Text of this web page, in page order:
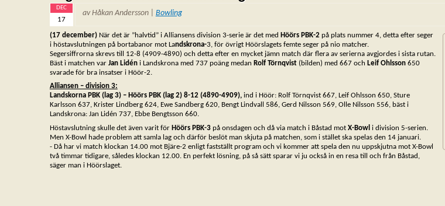
DEC
17
av Håkan Andersson | Bowling
(17 december) När det är ”halvtid” i Alliansens division 3-serie är det med Höörs PBK-2på plats nummer 4, detta efter seger
i höstavslutningen på bortabanor mot Landskrona-3, för övrigt Höörslagets femte seger på nio matcher.
Segersiffrorna skrevs till 12-8 (4909-4890) och detta efter en mycket jämn match där flera av serierna avgjordes i sista rutan.
Bäst i matchen var Jan Lidén i Landskrona med 737 poäng medan Rolf Törnqvist (bilden) med 667 och Leif Ohlsson650
svarade för bra insatser i Höör-2.
Alliansen – division 3:
Landskorna PBK (lag 3) – Höörs PBK (lag 2) 8-12 (4890-4909),ind i Höör: Rolf Törnqvist 667, Leif Ohlsson 650, Sture
Karlsson 637, Krister Lindberg 624, Ewe Sandberg 620, Bengt Lindvall 586, Gerd Nilsson 569, Olle Nilsson 556, bäst i
Landskrona: Jan Lidén 737, Ebbe Bengtsson 660.
Höstavslutning skulle det även varit för Höörs PBK-3 på onsdagen och då via match i Båstad mot X-Bowl i division 5-serien.
Men X-Bowl hade problem att samla lag och därför beslöt man skjuta på matchen, som i stället ska spelas den 14 januari.
- Då har vi match klockan 14.00 mot Bjäre-2 enligt fastställt program och vi kommer att spela den nu uppskjutna mot X-Bowl
två timmar tidigare, således klockan 12.00. En perfekt lösning, på så sätt sparar vi ju också in en resa till och från Båstad,
säger man i Höörslaget.